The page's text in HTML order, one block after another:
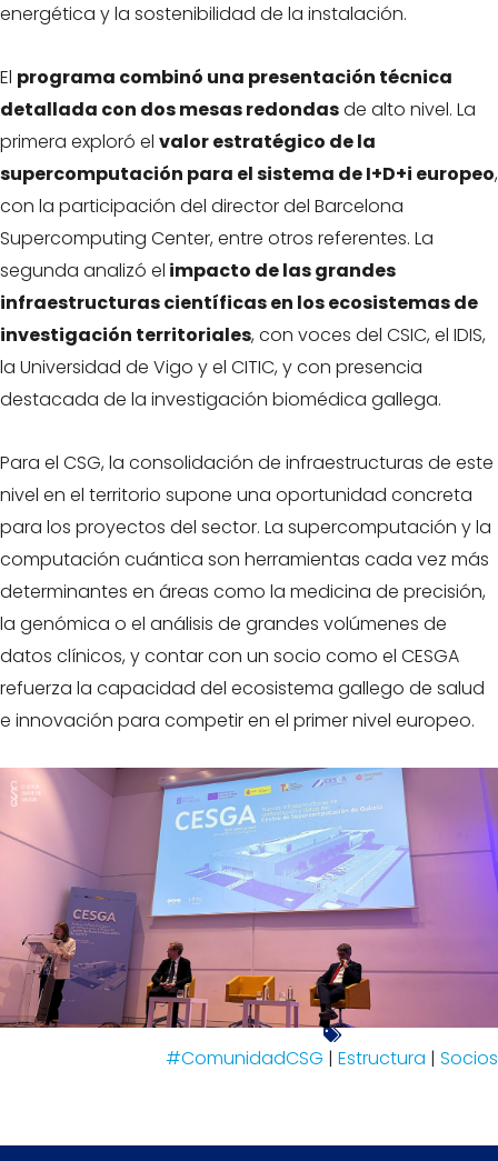
energética y la sostenibilidad de la instalación.
El programa combinó una presentación técnica
detallada con dos mesas redondasde alto nivel. La
primera exploró el valor estratégico de la
supercomputación para el sistema de I+D+i europeo,
con la participación del director del Barcelona
Supercomputing Center, entre otros referentes. La
segunda analizó el impacto de las grandes
infraestructuras científicas en los ecosistemas de
investigación territoriales, con voces del CSIC, el IDIS,
la Universidad de Vigo y el CITIC, y con presencia
destacada de la investigación biomédica gallega.
Para el CSG, la consolidación de infraestructuras de este
nivel en el territorio supone una oportunidad concreta
para los proyectos del sector. La supercomputación y la
computación cuántica son herramientas cada vez más
determinantes en áreas como la medicina de precisión,
la genómica o el análisis de grandes volúmenes de
datos clínicos, y contar con un socio como el CESGA
refuerza la capacidad del ecosistema gallego de salud
e innovación para competir en el primer nivel europeo.
#ComunidadCSG | Estructura | Socios